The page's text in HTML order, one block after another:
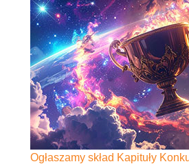
Ogłaszamy skład Kapituły